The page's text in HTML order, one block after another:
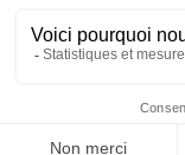
présence, en
cœurs.